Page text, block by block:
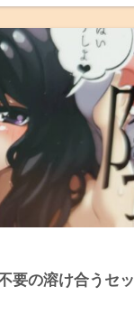
要の溶け合うセッ